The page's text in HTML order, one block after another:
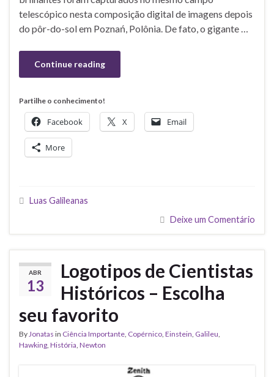
telescópico nesta composição digital de imagens depois
do pôr-do-sol em Poznań, Polônia. De fato, o gigante …
Continue reading
Partilhe o conhecimento!
Facebook X Email
More
Luas Galileanas
Deixe um Comentário
ABR
13
Logotipos de Cientistas
Históricos – Escolha
seu favorito
By Jonatas in Ciência Importante Copérnico Einstein Galileu
Hawking História Newton